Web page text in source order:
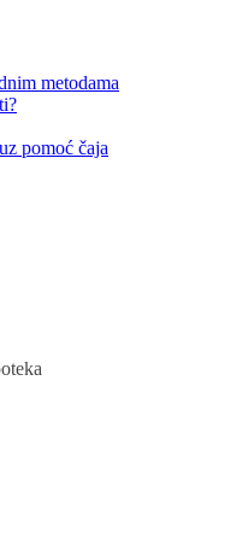
metodama
pomoć čaja